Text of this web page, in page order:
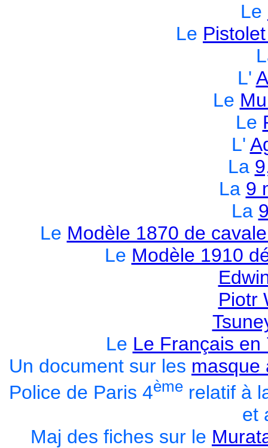
Le
Le
L'
Le
Le
L'
La
La 9
La
Le Modèle 1870 de
Le Modèle 1910
Piotr
Le Le Français en
Un document sur les masque
Police de Paris 4ème relatif à
et
Maj des fiches sur le